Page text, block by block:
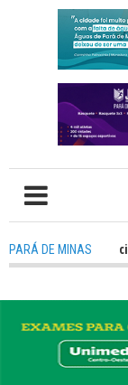
PARÁ DE MINAS
TV: Política